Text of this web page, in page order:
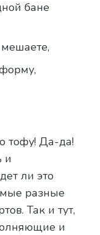
бане
тофу! Да-да!
и
ли это
разные
Так и тут,
и